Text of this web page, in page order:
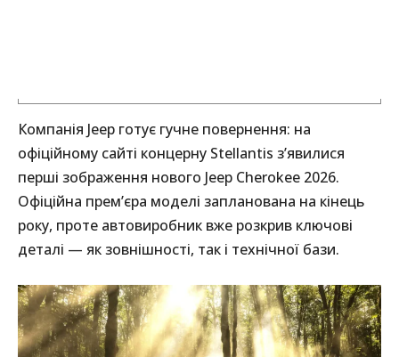
Компанія Jeep готує гучне повернення: на
офіційному сайті концерну Stellantis з’явилися
перші зображення нового Jeep Cherokee 2026.
Офіційна прем’єра моделі запланована на кінець
року, проте автовиробник вже розкрив ключові
деталі — як зовнішності, так і технічної бази.